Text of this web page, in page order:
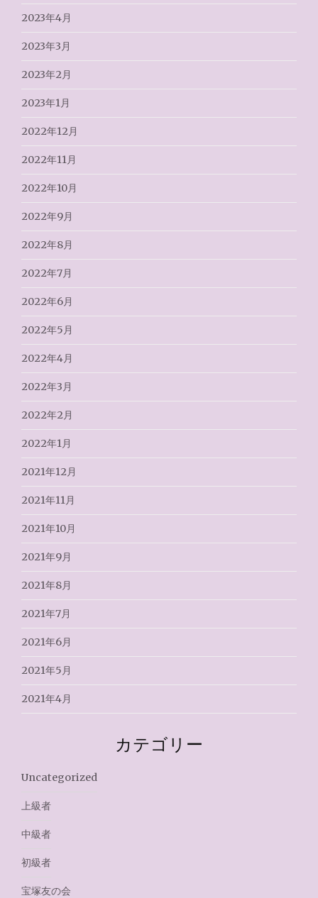
2023年4月
2023年3月
2023年2月
2023年1月
2022年12月
2022年11月
2022年10月
2022年9月
2022年8月
2022年7月
2022年6月
2022年5月
2022年4月
2022年3月
2022年2月
2022年1月
2021年12月
2021年11月
2021年10月
2021年9月
2021年8月
2021年7月
2021年6月
2021年5月
2021年4月
カテゴリー
Uncategorized
上級者
中級者
初級者
宝塚友の会